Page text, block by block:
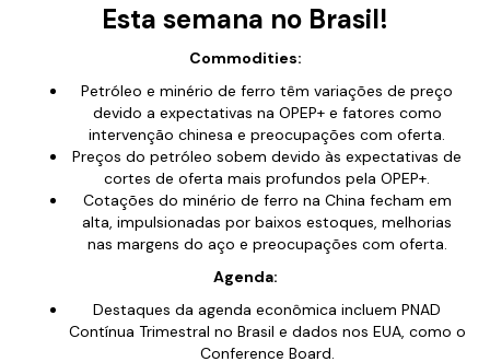
Esta semana no Brasil!
Commodities:
Petróleo e minério de ferro têm variações de preço
devido a expectativas na OPEP+ e fatores como
intervenção chinesa e preocupações com oferta.
Preços do petróleo sobem devido às expectativas de
cortes de oferta mais profundos pela OPEP+.
Cotações do minério de ferro na China fecham em
alta, impulsionadas por baixos estoques, melhorias
nas margens do aço e preocupações com oferta.
Agenda:
Destaques da agenda econômica incluem PNAD
Contínua Trimestral no Brasil e dados nos EUA, como o
Conference Board.